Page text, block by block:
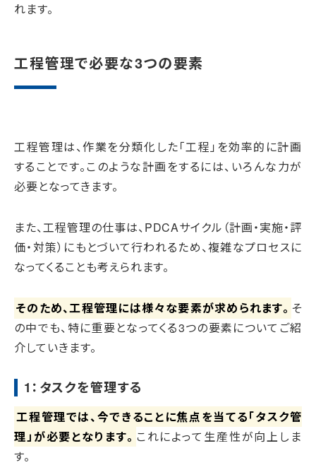
れます。
工程管理で必要な3つの要素
工程管理は、作業を分類化した「工程」を効率的に計画
することです。このような計画をするには、いろんな力が
必要となってきます。
また、工程管理の仕事は、PDCAサイクル（計画・実施・評
価・対策）にもとづいて行われるため、複雑なプロセスに
なってくることも考えられます。
そのため、工程管理には様々な要素が求められます。 そ
の中でも、特に重要となってくる3つの要素についてご紹
介していきます。
1：タスクを管理する
工程管理では、今できることに焦点を当てる「タスク管
理」が必要となります。 これによって生産性が向上しま
す。